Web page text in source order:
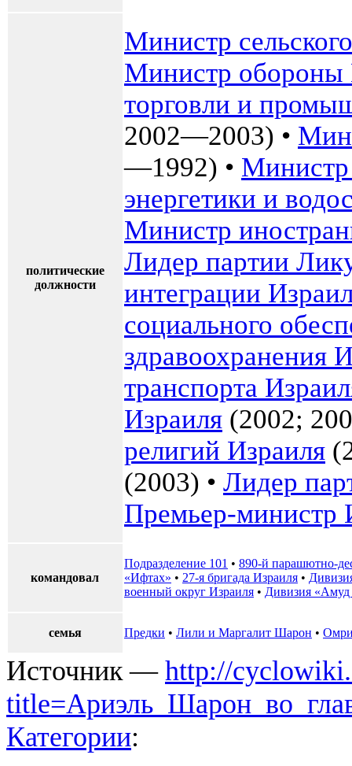
политические
должности
Министр
Министр обороны
торговли и
2002—2003) •
—1992) • Министр
энергетики и
Министр
Лидер партии
интеграции
социального
здравоохранения
транспорта
Израиля (2002;
религий Израиля
(2003) • Лидер
Премьер-министр
командовал
Подразделение 101 • 890-й парашютно-
«Ифтах» • 27-я бригада Израиля •
военный округ Израиля • Дивизия
семья Предки • Лили и Маргалит Шарон •
Источник — http://
Категории: